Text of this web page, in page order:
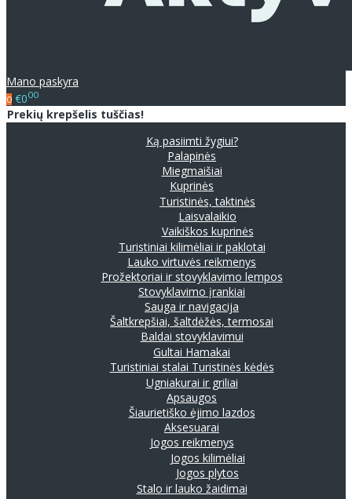
Mano paskyra
0 €000
Prekių krepšelis tuščias!
Ką pasiimti žygiui?
Palapinės
Miegmaišiai
Kuprinės
Turistinės, taktinės
Laisvalaikio
Vaikiškos kuprinės
Turistiniai kilimėliai ir paklotai
Lauko virtuvės reikmenys
Prožektoriai ir stovyklavimo lempos
Stovyklavimo įrankiai
Sauga ir navigacija
Šaltkrepšiai, šaltdėžės, termosai
Baldai stovyklavimui
Gultai Hamakai
Turistiniai stalai Turistinės kėdės
Ugniakurai ir griliai
Apsaugos
Šiaurietiško ėjimo lazdos
Aksesuarai
Jogos reikmenys
Jogos kilimėliai
Jogos plytos
Stalo ir lauko žaidimai